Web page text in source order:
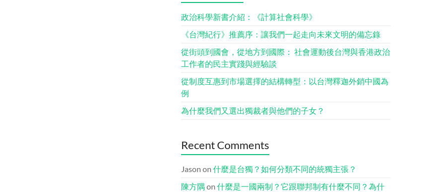
政治科學新書介紹：《計算社會科學》
《台灣紀行》推薦序：讓我們一起走向未來文明的備忘錄
從街頭到國會，從地方到國際： 社會運動後台灣與香港政治
工作者的民主實踐與經驗談
從制度互惠到市場選擇的結構轉型：以台灣釋迦外銷中國為
例
為什麼我們又選出獨裁者與他們的子女？
Recent Comments
Jason on 什麼是台獨？如何分類不同的統獨主張？
陳方隅 on 什麼是一國兩制？它跟聯邦制有什麼不同？為什